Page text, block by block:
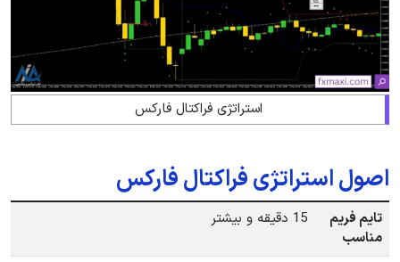
استراتژی فراکتال فارکس
اصول استراتژی فراکتال فارکس
تایم فریم
مناسب
15 دقیقه و بیشتر